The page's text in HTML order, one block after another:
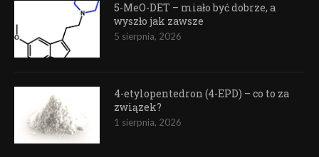
5-MeO-DET – miało być dobrze, a
wyszło jak zawsze
5 sierpnia, 2026
4-etylopentedron (4-EPD) – co to za
związek?
1 sierpnia, 2026